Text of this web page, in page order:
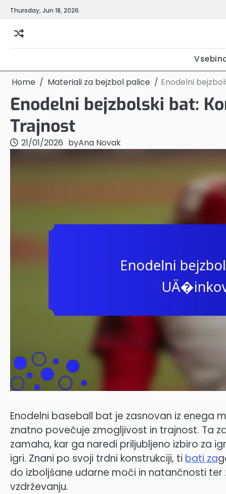
Skip
content
Thursday, Jun 18, 2026
Home Materiali za bejzbol palice Enodelni
Enodelni bejzbolski bat:
Trajnost
21/01/2026 byAna Novak
Enodelni baseball bat je zasnovan iz enega
znatno povečuje zmogljivost in trajnost. Ta
zamaha, kar ga naredi priljubljeno izbiro za
igri. Znani po svoji trdni konstrukciji, ti bati za
do izboljšane udarne moči in natančnosti
vzdrževanju.